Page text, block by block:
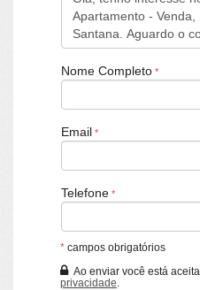
Sala de Jogos
Salão de Festas
Piscina
Portaria 24h
Playground
Bicicletário
Câmeras de Segurança
Elevador
Depósito
Coworking
Espaço Zen
Nome Completo
Email
Telefone
* campos obrigatórios
Ao enviar você está
privacidade